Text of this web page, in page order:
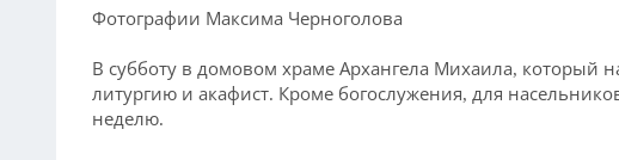
Фотографии Максима Черноголова
В субботу в домовом храме Архангела Михаила, который
литургию и акафист. Кроме богослужения, для
неделю.